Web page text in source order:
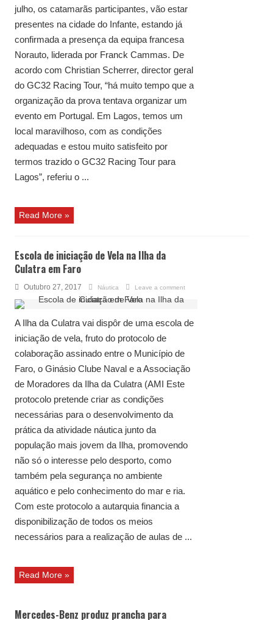
julho, os catamarãs participantes, vão estar
presentes na cidade do Infante, estando já
confirmada a presença da equipa francesa
Norauto, liderada por Franck Cammas. De
acordo com Christian Scherrer, director geral
do GC32 Racing Tour, “há muito tempo que a
organização da prova tentava organizar um
evento em Portugal. Em Lagos, temos um
local maravilhoso, com as condições
adequadas e estou muito satisfeito por
termos trazido o GC32 Racing Tour para
Lagos”, referiu o ...
Read More »
Escola de iniciação de Vela na Ilha da
Culatra em Faro
Outubro 27, 2017 Náutica Leave a comment
A Ilha da Culatra vai dispôr de uma escola de
iniciação de vela, fruto do protocolo de
colaboração assinado entre o Município de
Faro, o Ginásio Clube Naval e a Associação
de Moradores da Ilha da Culatra (AMI Este
protocolo pretende criar as condições
necessárias para o desenvolvimento da
prática da atividade náutica junto da
população mais jovem da Ilha, promovendo
não só o interesse pelo desporto, como
também pela segurança no ambiente
aquático e pelo conhecimento do mar e ria.
Com este protocolo a autarquia financia a
disponibilização de todos os meios
necessários para a realização de aulas de ...
Read More »
Mercedes-Benz produz prancha para